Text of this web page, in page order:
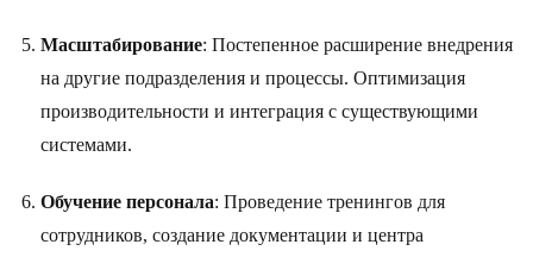
Масштабирование: Постепенное расширение внедрения
на другие подразделения и процессы. Оптимизация
производительности и интеграция с существующими
системами.
Обучение персонала: Проведение тренингов для
сотрудников, создание документации и центра